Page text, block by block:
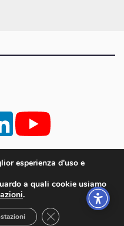
UE
Editrice redazione in via Aquileia 64a,
00559050315
esperienza d'uso e
a quali cookie usiamo
.
Close GDPR